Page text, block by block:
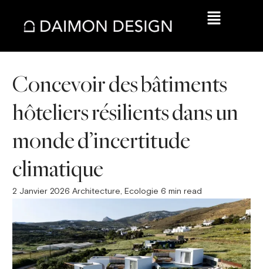
Concevoir des bâtiments
hôteliers résilients dans un
monde d’incertitude
climatique
2 Janvier 2026 Architecture Ecologie 6 min read